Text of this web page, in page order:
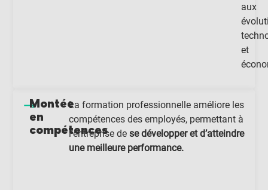
aux
et
Montée
en
compétences
La formation professionnelle améliore les
compétences des employés, permettant à
l’entreprise de se développer et d’atteindre
une meilleure performance.